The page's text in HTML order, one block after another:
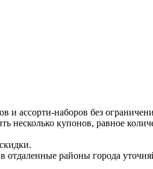
и ассорти-наборов без
несколько купонов, равное
районы города